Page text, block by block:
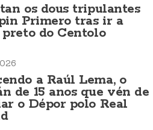
os dous tripulantes
Primero tras ir a
do Centolo
a Raúl Lema, o
de 15 anos que vén de
o Dépor polo Real